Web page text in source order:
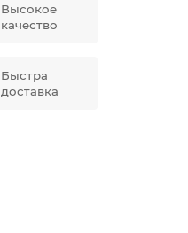
Высокое
качество
Быстра
доставка